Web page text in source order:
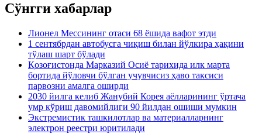
Сўнгги хабарлар
Лионел Мессининг отаси 68 ёшида вафот этди
1 сентябрдан автобусга чиқиш билан йўлкира ҳақини
тўлаш шарт бўлади
Қозоғистонда Марказий Осиё тарихида илк марта
бортида йўловчи бўлган учувчисиз ҳаво таксиси
парвозни амалга оширди
2030 йилга келиб Жанубий Корея аёлларининг ўртача
умр кўриш давомийлиги 90 йилдан ошиши мумкин
Экстремистик ташкилотлар ва материалларнинг
электрон реестри юритилади